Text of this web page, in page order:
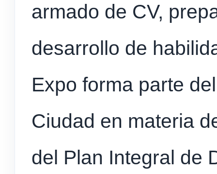
armado de CV,
desarrollo de
Expo forma parte
Ciudad en materia
del Plan Integral de